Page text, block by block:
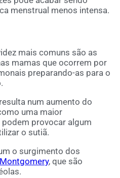
menstrual menos intensa.
mais comuns são as
mamas que ocorrem por
preparando-as para o
num aumento do
uma maior
provocar algum
o sutiã.
o surgimento dos
, que são